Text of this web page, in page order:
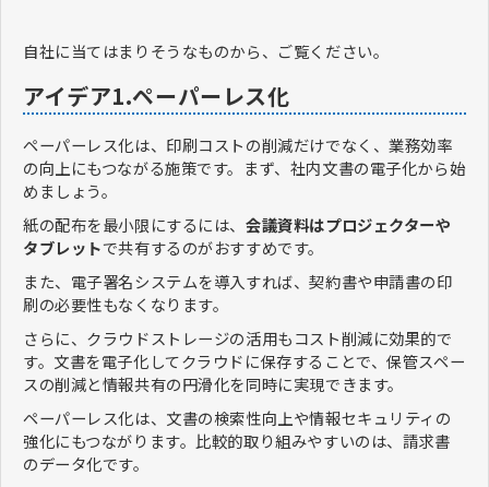
自社に当てはまりそうなものから、ご覧ください。
アイデア1.ペーパーレス化
ペーパーレス化は、印刷コストの削減だけでなく、業務効率
の向上にもつながる施策です。まず、社内文書の電子化から始
めましょう。
紙の配布を最小限にするには、会議資料はプロジェクターや
タブレットで共有するのがおすすめです。
また、電子署名システムを導入すれば、契約書や申請書の印
刷の必要性もなくなります。
さらに、クラウドストレージの活用もコスト削減に効果的で
す。文書を電子化してクラウドに保存することで、保管スペー
スの削減と情報共有の円滑化を同時に実現できます。
ペーパーレス化は、文書の検索性向上や情報セキュリティの
強化にもつながります。比較的取り組みやすいのは、請求書
のデータ化です。